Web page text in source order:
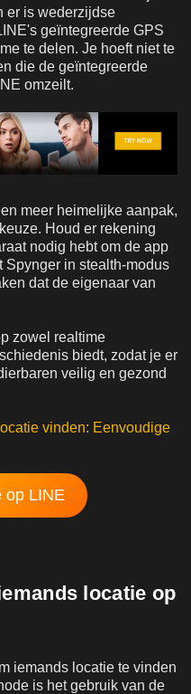
er is wederzijdse
geïntegreerde GPS
te delen. Je hoeft niet te
die de geïntegreerde
omzeilt.
meer heimelijke aanpak,
Houd er rekening
nodig hebt om de app
Spynger in stealth-modus
dat de eigenaar van
zowel realtime
biedt, zodat je er
veilig en gezond
vinden: Eenvoudige
op LINE
locatie op
iemands locatie te vinden
is het gebruik van de